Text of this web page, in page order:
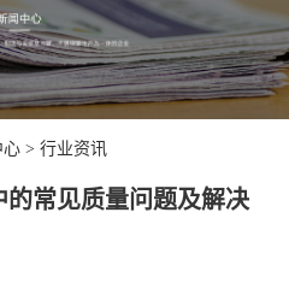
心 > 行业资讯
常见质量问题及解决